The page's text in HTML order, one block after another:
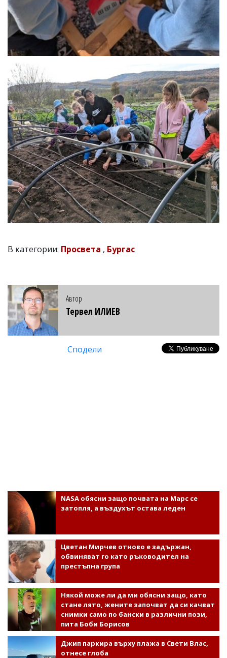
В категории: Просвета , Бургас
Автор
Тервел ИЛИЕВ
Сподели
NASA обясни защо почвата на Марс се
затопля, а въздухът остава леден
Цветан Мирчев отново е задържан,
обвиняват го като ръководител на
престъпна група
Някой може ли да ми обясни защо, като
стане лято, жените започват да си качват
снимки само по бански в различни пози,
пита Боби Борисов
Джип паркира върху плажа в Свети Влас,
отнесе глоба